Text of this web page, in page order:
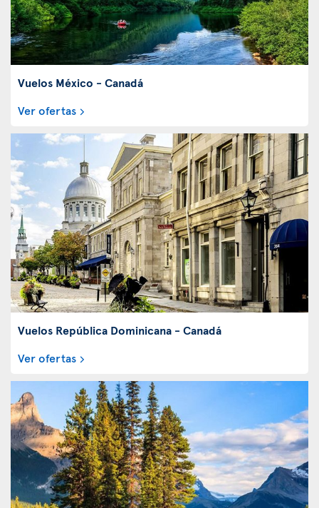
Vuelos México - Canadá
Ver ofertas
Vuelos República Dominicana - Canadá
Ver ofertas